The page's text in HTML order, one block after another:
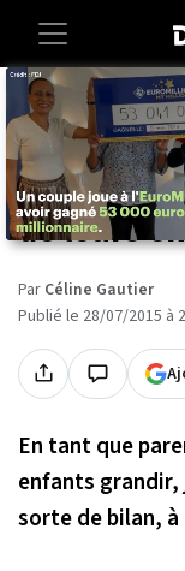
Accueil Lifestyle
10 choses
doivent
de leurs
Par Céline Gautier
Publié le 28/07/2015 à
En tant que
enfants
sorte de bilan,